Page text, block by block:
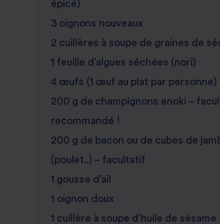
épicé)
3 oignons nouveaux
2 cuillères à soupe de graines de
1 feuille d’algues séchées (nori)
4 œufs (1 œuf au plat par personne)
200 g de champignons enoki –
recommandé !
200 g de bacon ou de cubes de
(poulet..) – facultatif
1 gousse d’ail
1 oignon doux
1 cuillère à soupe d’huile de sésame